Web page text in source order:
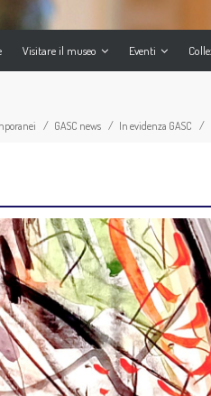
Visitare il museo Eventi
GASC news In evidenza GASC